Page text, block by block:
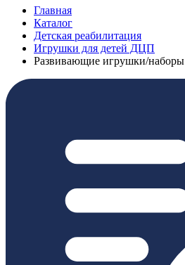
Главная
Каталог
Детская реабилитация
Игрушки для детей ДЦП
Развивающие игрушки/наборы